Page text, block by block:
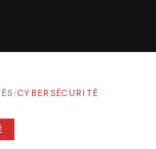
/CYBERSÉCURITÉ